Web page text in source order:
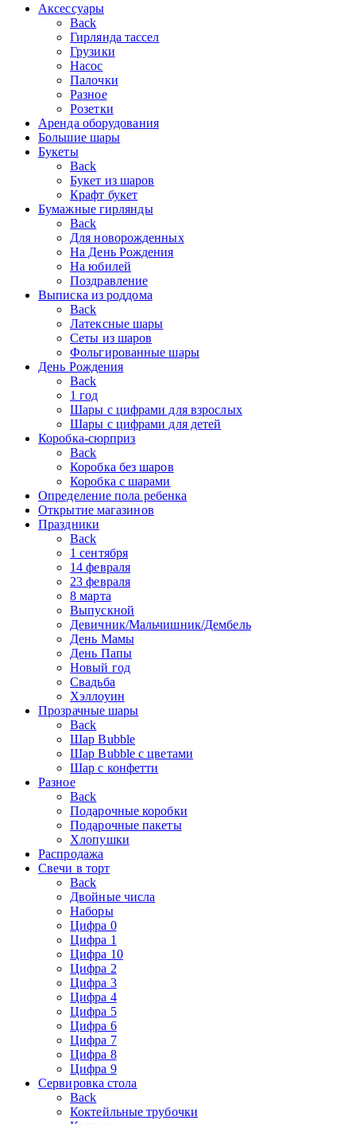
Аксессуары
Back
Гирлянда тассел
Грузики
Насос
Палочки
Разное
Розетки
Аренда оборудования
Большие шары
Букеты
Back
Букет из шаров
Крафт букет
Бумажные гирлянды
Back
Для новорожденных
На День Рождения
На юбилей
Поздравление
Выписка из роддома
Back
Латексные шары
Сеты из шаров
Фольгированные шары
День Рождения
Back
1 год
Шары с цифрами для взрослых
Шары с цифрами для детей
Коробка-сюрприз
Back
Коробка без шаров
Коробка с шарами
Определение пола ребенка
Открытие магазинов
Праздники
Back
1 сентября
14 февраля
23 февраля
8 марта
Выпускной
Девичник/Мальчишник/Дембель
День Мамы
День Папы
Новый год
Свадьба
Хэллоуин
Прозрачные шары
Back
Шар Bubble
Шар Bubble с цветами
Шар с конфетти
Разное
Back
Подарочные коробки
Подарочные пакеты
Хлопушки
Распродажа
Свечи в торт
Back
Двойные числа
Наборы
Цифра 0
Цифра 1
Цифра 10
Цифра 2
Цифра 3
Цифра 4
Цифра 5
Цифра 6
Цифра 7
Цифра 8
Цифра 9
Сервировка стола
Back
Коктейльные трубочки